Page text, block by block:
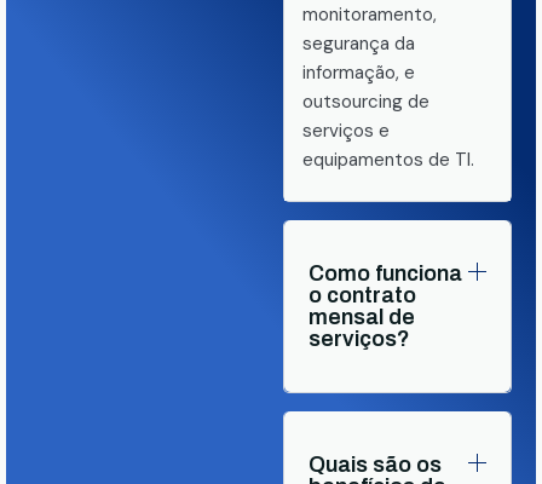
monitoramento,
segurança da
informação, e
outsourcing de
serviços e
equipamentos de TI.
Como funciona
o contrato
mensal de
serviços?
Quais são os